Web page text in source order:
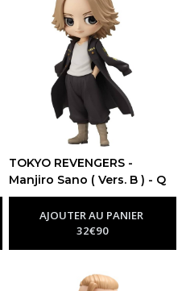
TOKYO REVENGERS -
Manjiro Sano ( Vers. B ) - Q
Posket 14cm-Figurine Tokyo
RevengersAJOUTER AU PANIER
32€90